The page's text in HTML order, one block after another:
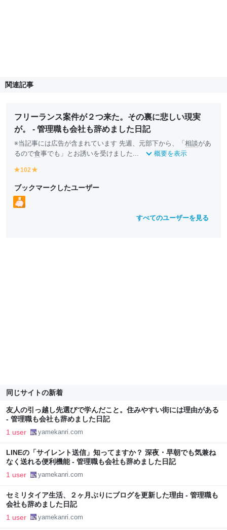
関連記事
フリーランス案件が２つ来た。その裏に悲しい現実
が。 - 管理職も会社も辞めました日記
※当記事には広告が含まれています 先週、元部下から、「 相談があ
るので食事でも」とお誘いを受けました... 概要を表示
y
ll
o
w
102
ll
ブックマークしたユーザー
すべてのユーザーを見る
同じサイトの新着
友人の引っ越し先選びで学んだこと。住みやすい街には理由がある
- 管理職も会社も辞めました日記
1 user yamekanri.com
LINEの「サイレント送信」知ってますか？ 深夜・早朝でも気兼ね
なく送れる便利機能 - 管理職も会社も辞めました日記
1 user yamekanri.com
セミリタイア生活、２ヶ月ぶりにブログを更新した理由 - 管理職も
会社も辞めました日記
1 user yamekanri.com